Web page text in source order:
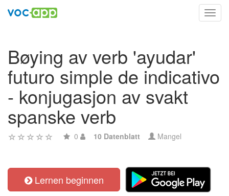
Bøying av verb 'ayudar'
futuro simple de indicativo
- konjugasjon av svakt
spanske verb
0 10 Datenblatt Mangel
Lernen beginnen